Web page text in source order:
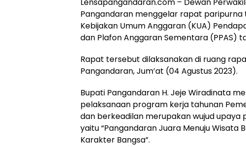
Lensapangandaran.com – Dewan
Pangandaran menggelar rapat
Kebijakan Umum Anggaran (KUA)
dan Plafon Anggaran Sementara (PPAS)
Rapat tersebut dilaksanakan di ruang
Pangandaran, Jum’at (04 Agustus 2023).
Bupati Pangandaran H. Jeje Wiradinata
pelaksanaan program kerja tahunan
dan berkeadilan merupakan wujud
yaitu “Pangandaran Juara Menuju Wisata
Karakter Bangsa”.